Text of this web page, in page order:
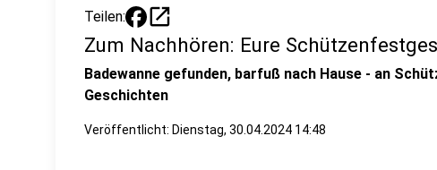
Teilen: open_in_new
Zum Nachhören: Eure
Badewanne gefunden, barfuß nach Hause - an
Geschichten
Veröffentlicht: Dienstag, 30.04.2024 14:48